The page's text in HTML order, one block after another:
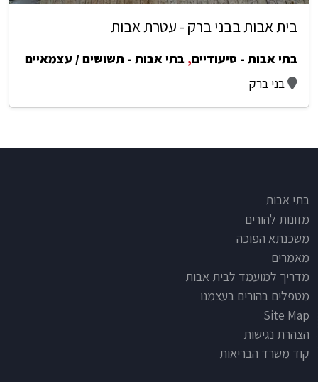
בית אבות בבני ברק - עטרת אבות
בתי אבות - סיעודיים, בתי אבות - תשושים / עצמאיים
בני ברק
Footer
בתי אבות
מזונות להורים
משכנתא הפוכה
מאמרים
מדריך למועמד לבית אבות
מטפלים בהורים בעצמנו
Site Map
הצהרת נגישות
קוד משרד הבריאות